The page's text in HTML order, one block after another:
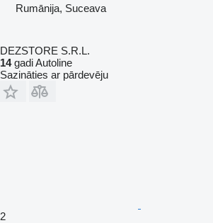
Rumānija, Suceava
DEZSTORE S.R.L.
14gadi Autoline
Sazināties ar pārdevēju
2